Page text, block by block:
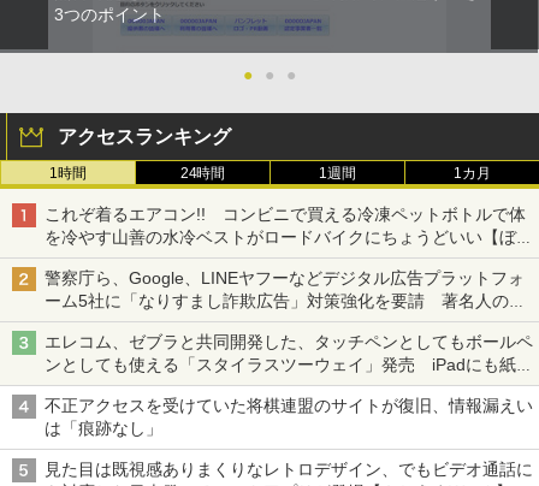
3つのポイント
● ● ●
アクセスランキング
1時間 24時間 1週間 1カ月
これぞ着るエアコン!! コンビニで買える冷凍ペットボトルで体
を冷やす山善の水冷ベストがロードバイクにちょうどいい【ぼっ
ち・ざ・ろーど！その14】【空いた時間でなにしてる？】
警察庁ら、Google、LINEヤフーなどデジタル広告プラットフォ
ーム5社に「なりすまし詐欺広告」対策強化を要請 著名人の写
真や映像を使った投資詐欺などへの対策として
エレコム、ゼブラと共同開発した、タッチペンとしてもボールペ
ンとしても使える「スタイラスツーウェイ」発売 iPadにも紙に
も、持ち替えずに書き込める
不正アクセスを受けていた将棋連盟のサイトが復旧、情報漏えい
は「痕跡なし」
見た目は既視感ありまくりなレトロデザイン、でもビデオ通話に